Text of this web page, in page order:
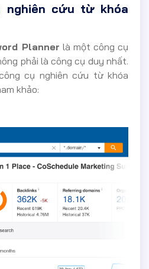
nghiên cứu từ khóa
Planner là một công cụ
phải là công cụ duy nhất.
cụ nghiên cứu từ khóa
khảo: